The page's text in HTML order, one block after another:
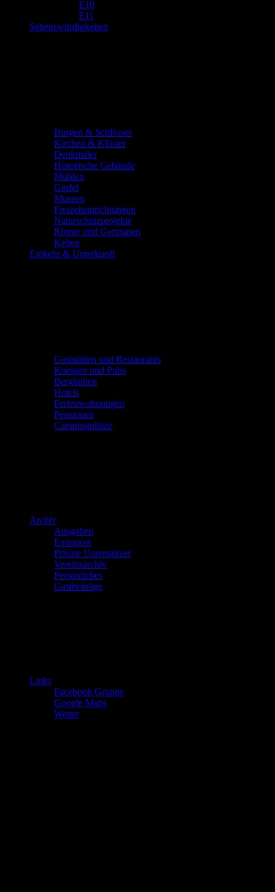
E10
E11
Sehenswürdigkeiten
Burgen & Schlösser
Kirchen & Klöster
Denkmäler
Historische Gebäude
Mühlen
Gipfel
Museen
Freizeiteinrichtungen
Naturschutzprojekte
Römer und Germanen
Kelten
Einkehr & Unterkunft
Gaststätten und Restaurants
Kneipen und Pubs
Berghütten
Hotels
Ferienwohnungen
Pensionen
Campingplätze
Archiv
Ausgaben
Extrapost
Private Unterstützer
Vereinsarchiv
Persönliches
Gastbeiträge
Links
Facebook Gruppe
Google Maps
Wetter